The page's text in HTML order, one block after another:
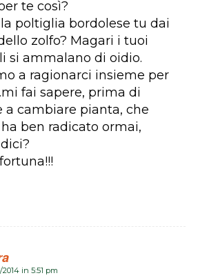
te così?
poltiglia bordolese tu dai
zolfo? Magari i tuoi
si ammalano di oidio.
a ragionarci insieme per
fai sapere, prima di
a cambiare pianta, che
ben radicato ormai,
2014 in 5:51 pm